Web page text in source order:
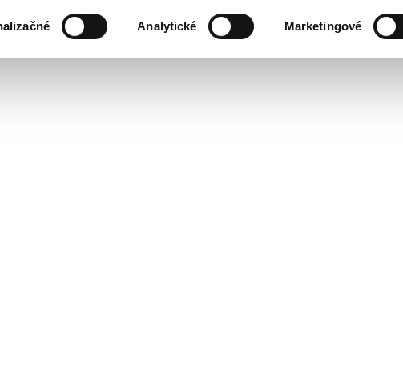
Analytické Marketingové